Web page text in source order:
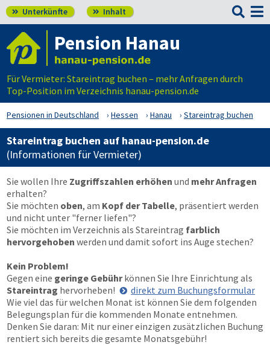
 Unterkünfte  Inhalt 
Pension Hanau
Für Vermieter: Stareintrag buchen – mehr Anfragen durch
Top-Position im Verzeichnis hanau-pension.de
Pensionen in Deutschland Hessen Hanau Stareintrag buchen
Stareintrag buchen auf hanau-pension.de
(Informationen für Vermieter)
Sie wollen Ihre Zugriffszahlen erhöhen und mehr Anfragen
erhalten?
Sie möchten oben, am Kopf der Tabelle, präsentiert werden
und nicht unter "ferner liefen"?
Sie möchten im Verzeichnis als Stareintrag farblich
hervorgehoben werden und damit sofort ins Auge stechen?
Kein Problem!
Gegen eine geringe Gebührkönnen Sie Ihre Einrichtung als
Stareintrag hervorheben!
direkt zum Buchungsformular
Wie viel das für welchen Monat ist können Sie dem folgenden
Belegungsplan für die kommenden Monate entnehmen.
Denken Sie daran: Mit nur einer einzigen zusätzlichen Buchung
rentiert sich bereits die gesamte Monatsgebühr!